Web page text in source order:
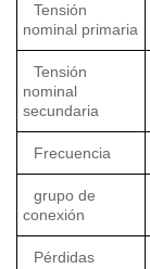
Tensión
nominal primaria
Tensión
nominal
secundaria
Frecuencia
grupo de
conexión
Pérdidas